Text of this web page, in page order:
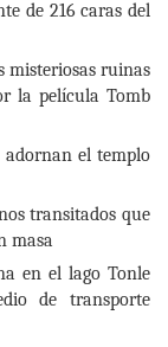
de 216 caras del
misteriosas ruinas
la película Tomb
el templo
transitados que
masa
en el lago Tonle
de transporte